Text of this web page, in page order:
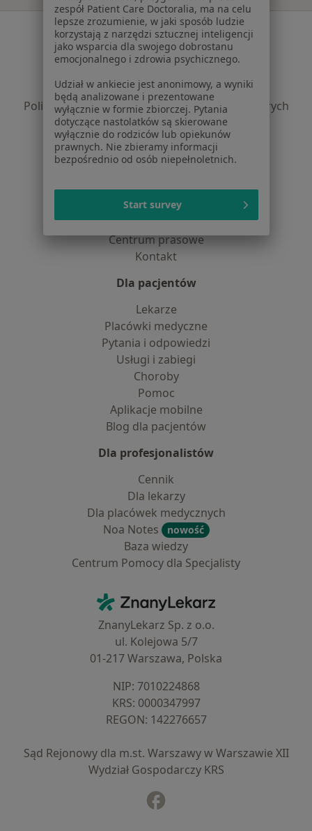
Serwis
Regulamin
Polityka prywatności profesjonalistów
Polityka prywatności dla profesjonalistów, których
dane pozyskaliśmy samodzielnie
Polityka cookies
Jak działają wyniki wyszukiwania
O nas
Praca Rekrutujemy!
Partnerzy
Centrum prasowe
Kontakt
Dla pacjentów
Lekarze
Placówki medyczne
Pytania i odpowiedzi
Usługi i zabiegi
Choroby
Pomoc
Aplikacje mobilne
Blog dla pacjentów
Dla profesjonalistów
Cennik
Dla lekarzy
Dla placówek medycznych
Noa Notes
nowość
Baza wiedzy
Centrum Pomocy dla Specjalisty
ZnanyLekarz - Strona główna
ZnanyLekarz Sp. z o.o.
ul. Kolejowa 5/7
01-217 Warszawa, Polska
NIP: ⁠7010224868
KRS: ⁠0000347997
REGON: ⁠142276657
Sąd Rejonowy dla m.st. Warszawy w Warszawie XII
Wydział Gospodarczy KRS
zespół Patient Care Doctoralia, ma na celu
lepsze zrozumienie, w jaki sposób ludzie
korzystają z narzędzi sztucznej inteligencji
jako wsparcia dla swojego dobrostanu
emocjonalnego i zdrowia psychicznego.
Udział w ankiecie jest anonimowy, a wyniki
będą analizowane i prezentowane
wyłącznie w formie zbiorczej. Pytania
dotyczące nastolatków są skierowane
wyłącznie do rodziców lub opiekunów
prawnych. Nie zbieramy informacji
bezpośrednio od osób niepełnoletnich.
Start survey